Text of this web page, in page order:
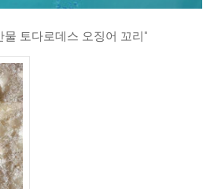
물 토다로데스 오징어 꼬리"